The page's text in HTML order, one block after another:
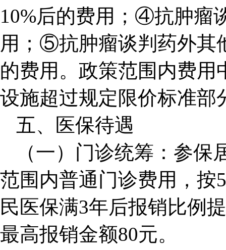
10%后的费用；④抗肿瘤
用；⑤抗肿瘤谈判药外其
的费用。政策范围内费
设施超过规定限价标准部
五、医保待遇
（一）门诊统筹：参
范围内普通门诊费用，按
民医保满3年后报销比例
最高报销金额80元。